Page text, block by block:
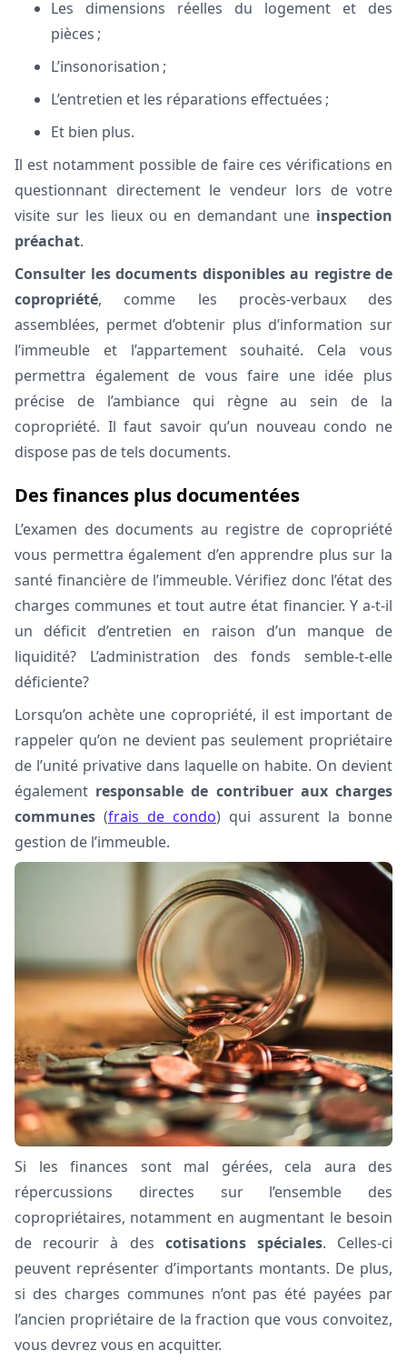
Les dimensions réelles du logement et des
pièces ;
L’insonorisation ;
L’entretien et les réparations effectuées ;
Et bien plus.
Il est notamment possible de faire ces vérifications en
questionnant directement le vendeur lors de votre
visite sur les lieux ou en demandant une inspection
préachat.
Consulter les documents disponibles au registre de
copropriété, comme les procès-verbaux des
assemblées, permet d’obtenir plus d’information sur
l’immeuble et l’appartement souhaité. Cela vous
permettra également de vous faire une idée plus
précise de l’ambiance qui règne au sein de la
copropriété. Il faut savoir qu’un nouveau condo ne
dispose pas de tels documents.
Des finances plus documentées
L’examen des documents au registre de copropriété
vous permettra également d’en apprendre plus sur la
santé financière de l’immeuble. Vérifiez donc l’état des
charges communes et tout autre état financier. Y a-t-il
un déficit d’entretien en raison d’un manque de
liquidité? L’administration des fonds semble-t-elle
déficiente?
Lorsqu’on achète une copropriété, il est important de
rappeler qu’on ne devient pas seulement propriétaire
de l’unité privative dans laquelle on habite. On devient
également responsable de contribuer aux charges
communes (frais de condo) qui assurent la bonne
gestion de l’immeuble.
Si les finances sont mal gérées, cela aura des
répercussions directes sur l’ensemble des
copropriétaires, notamment en augmentant le besoin
de recourir à des cotisations spéciales. Celles-ci
peuvent représenter d’importants montants. De plus,
si des charges communes n’ont pas été payées par
l’ancien propriétaire de la fraction que vous convoitez,
vous devrez vous en acquitter.